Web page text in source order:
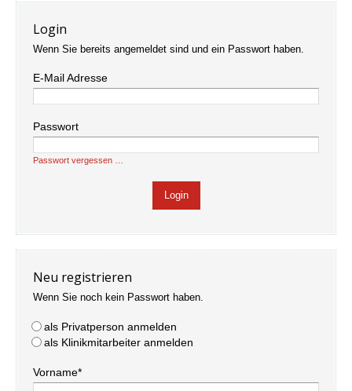
Login
Wenn Sie bereits angemeldet sind und ein Passwort haben.
E-Mail Adresse
Passwort
Passwort vergessen …
Neu registrieren
Wenn Sie noch kein Passwort haben.
als Privatperson anmelden
als Klinikmitarbeiter anmelden
Vorname*